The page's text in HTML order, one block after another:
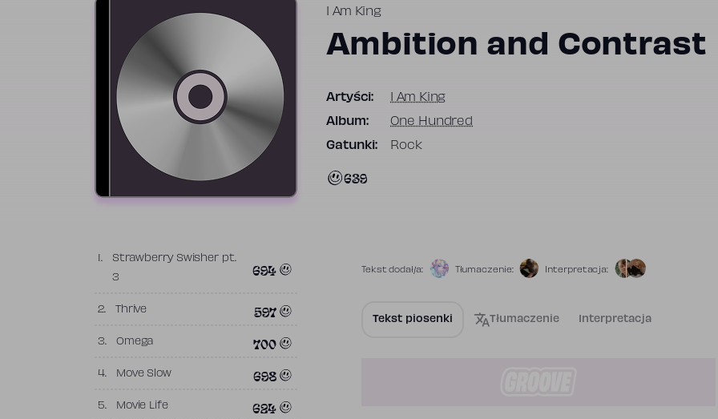
I Am King
Ambition and Contrast
Artyści: I Am King
Album: One Hundred
Gatunki: Rock
639
1.
Strawberry Swisher pt.
3
694
2. Thrive 597
3. Omega 700
4. Move Slow 698
5. Movie Life 624
Tekst dodał/a: Tłumaczenie: Interpretacja:
Tekst piosenki Tłumaczenie Interpretacja